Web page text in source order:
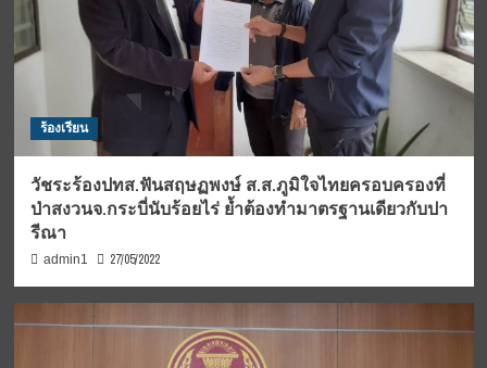
ร้องเรียน
วัชระร้องปทส.ฟันสฤษฏพงษ์ ส.ส.ภูมิใจไทยครอบครองที่
ป่าสงวนจ.กระบี่นับร้อยไร่ ย้ำต้องทำมาตรฐานเดียวกับปา
รีณา
admin1 27/05/2022